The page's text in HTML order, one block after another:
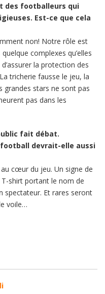
des footballeurs qui
Est-ce que cela
non! Notre rôle est
complexes qu’elles
la protection des
tricherie fausse le jeu, la
grandes stars ne sont pas
pas dans les
fait débat.
football devrait-elle aussi
cœur du jeu. Un signe de
shirt portant le nom de
spectateur. Et rares seront
voile…